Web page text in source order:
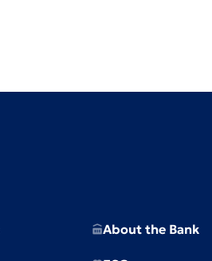
About the Bank